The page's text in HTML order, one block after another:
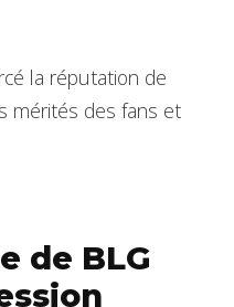
la réputation de
mérités des fans et
de BLG